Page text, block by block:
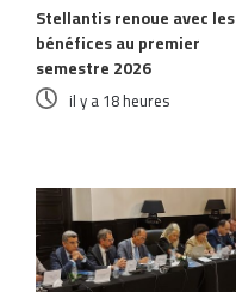
Stellantis renoue avec les
bénéfices au premier
semestre 2026
il y a 18 heures